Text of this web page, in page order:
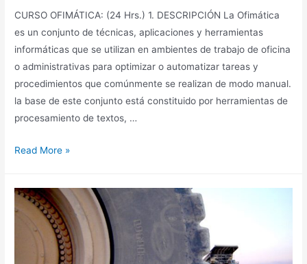
CURSO OFIMÁTICA: (24 Hrs.) 1. DESCRIPCIÓN La Ofimática
es un conjunto de técnicas, aplicaciones y herramientas
informáticas que se utilizan en ambientes de trabajo de oficina
o administrativas para optimizar o automatizar tareas y
procedimientos que comúnmente se realizan de modo manual.
la base de este conjunto está constituido por herramientas de
procesamiento de textos, …
Read More »